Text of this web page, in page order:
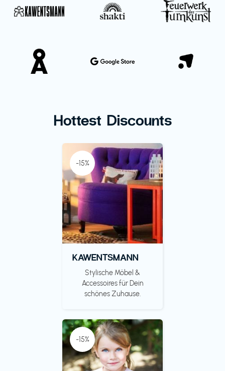
Hottest Discounts
-15%
KAWENTSMANN
Stylische Möbel &
Accessoires für Dein
schönes Zuhause.
-15%